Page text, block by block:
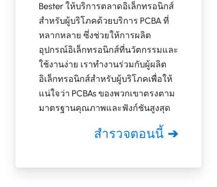
Bester ให้บริการตลาดอิเล็กทรอนิกส์
สำหรับผู้บริโภคด้วยบริการ PCBA ที่
หลากหลาย ซึ่งช่วยให้การผลิต
อุปกรณ์อิเล็กทรอนิกส์ที่นวัตกรรมและ
ใช้งานง่าย เราทำงานร่วมกับผู้ผลิต
อิเล็กทรอนิกส์สำหรับผู้บริโภคเพื่อให้
แน่ใจว่า PCBAs ของพวกเขาตรงตาม
มาตรฐานคุณภาพและฟังก์ชันสูงสุด
สำรวจตอนนี้